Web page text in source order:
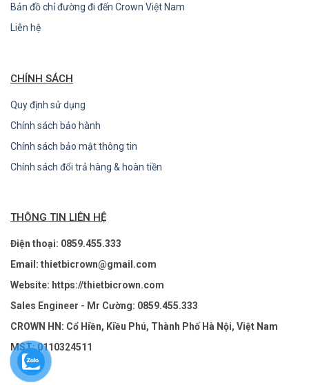
Bản đồ chỉ đường đi đến Crown Việt Nam
Liên hệ
CHÍNH SÁCH
Quy định sử dụng
Chính sách bảo hành
Chính sách bảo mật thông tin
Chính sách đổi trả hàng & hoàn tiền
THÔNG TIN LIÊN HỆ
Điện thoại: 0859.455.333
Email: thietbicrown@gmail.com
Website: https://thietbicrown.com
Sales Engineer - Mr Cường: 0859.455.333
CROWN HN: Cổ Hiền, Kiều Phú, Thành Phố Hà Nội, Việt Nam
MST: 0110324511